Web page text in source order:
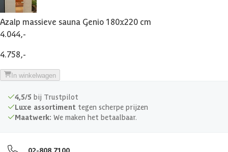
Azalp massieve sauna Genio 180x220 cm
4.044,-
4.758,-
In winkelwagen
4,5/5 bij Trustpilot
Luxe assortiment tegen scherpe prijzen
Maatwerk: We maken het betaalbaar.
02-808 7100